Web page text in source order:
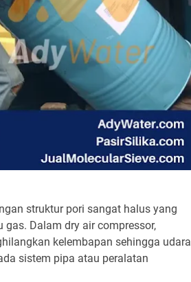
struktur pori sangat halus yang
Dalam dry air compressor,
kelembapan sehingga udara
sistem pipa atau peralatan